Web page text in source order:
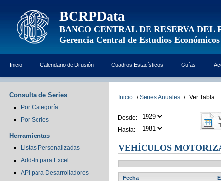
BCRPData
BANCO CENTRAL DE RESERVA DEL
Gerencia Central de Estudios Económicos
Inicio Calendario de Difusión Cuadros Estadísticos Guías
Consulta de Series
Por Categoría
Por Series
Herramientas
Listas Personalizadas
Add-In para Excel
API para Desarrolladores
Inicio / Series Anuales / Ver Tabla
Desde:
Hasta:
VEHÍCULOS
Fecha